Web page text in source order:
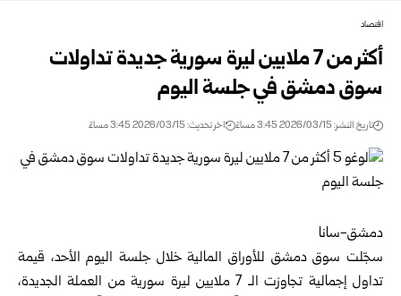
اقتصاد
أكثر من 7 ملايين ليرة سورية جديدة تداولات
سوق دمشق في جلسة اليوم
تاريخ النشر: 2026/03/15 3:45 مساءً اخر تحديث: 2026/03/15 3:45 مساءً
دمشق-سانا
‏سجّلت سوق دمشق للأوراق المالية خلال جلسة اليوم الأحد، قيمة
تداول إجمالية تجاوزت الـ 7 ملايين ليرة سورية من العملة الجديدة،